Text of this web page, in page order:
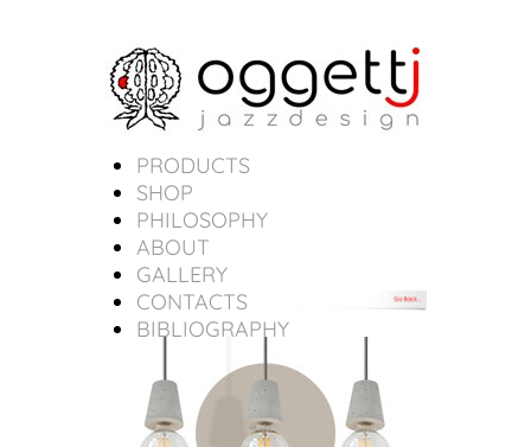
PRODUCTS
SHOP
PHILOSOPHY
ABOUT
GALLERY
CONTACTS
BIBLIOGRAPHY